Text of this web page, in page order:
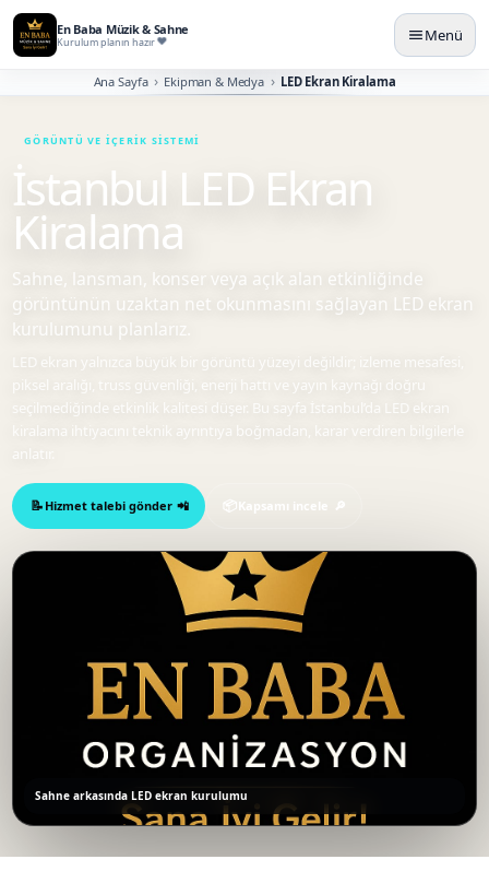
En Baba Müzik & Sahne
Kurulum planın hazır Menü
Ana Sayfa Ekipman & Medya LED Ekran Kiralama
İstanbul LED Ekran
Kiralama
Sahne, lansman, konser veya açık alan etkinliğinde
görüntünün uzaktan net okunmasını sağlayan LED ekran
kurulumunu planlarız.
LED ekran yalnızca büyük bir görüntü yüzeyi değildir; izleme mesafesi,
piksel aralığı, truss güvenliği, enerji hattı ve yayın kaynağı doğru
seçilmediğinde etkinlik kalitesi düşer. Bu sayfa İstanbul’da LED ekran
kiralama ihtiyacını teknik ayrıntıya boğmadan, karar verdiren bilgilerle
anlatır.
Hizmet talebi gönder Kapsamı incele
Sahne arkasında LED ekran kurulumu